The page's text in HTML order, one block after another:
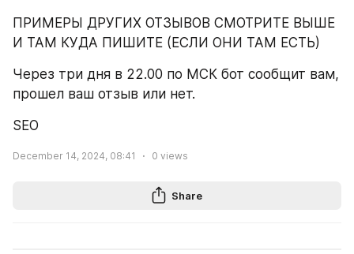
ПРИМЕРЫ ДРУГИХ ОТЗЫВОВ СМОТРИТЕ ВЫШЕ
И ТАМ КУДА ПИШИТЕ (ЕСЛИ ОНИ ТАМ ЕСТЬ)
Через три дня в 22.00 по МСК бот сообщит вам,
прошел ваш отзыв или нет.
SEO
December 14, 2024, 08:41 0 views
Share